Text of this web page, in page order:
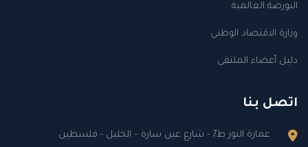
البورصة العالمية
وزارة الاقتصاد الوطني
دليل أعضاء الملتقى
اتصل بنا
عمارة النور ط7 - شارع عين سارة – الخليل - فلسطين